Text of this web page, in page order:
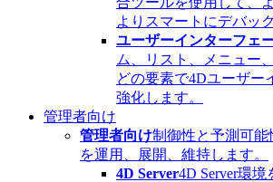
よりスマートにデバッ
ユーザーインターフェ
ム、リスト、メニュー
どの要素で4Dユーザー
強化します。
管理者向け
管理者向け制御性と予測可能
を運用、展開、維持します。
4D Server4D Server環